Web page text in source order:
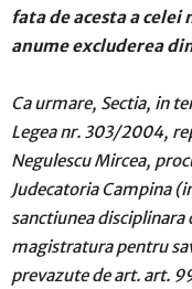
fata de acesta a
anume excluderea
Ca urmare, Sectia, in
Legea nr. 303/2004,
Negulescu Mircea,
Judecatoria Campina
sanctiunea disciplinara
magistratura pentru
prevazute de art. art.